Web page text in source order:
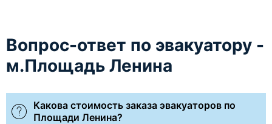
Вопрос-ответ по эвакуатору -
м.Площадь Ленина
Какова стоимость заказа эвакуаторов по
Площади Ленина?